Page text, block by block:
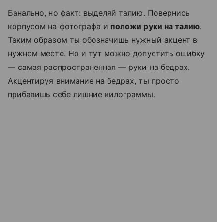
Банально, но факт: выделяй талию. Повернись
корпусом на фотографа и положи руки на талию.
Таким образом ты обозначишь нужный акцент в
нужном месте. Но и тут можно допустить ошибку
— самая распространенная — руки на бедрах.
Акцентируя внимание на бедрах, ты просто
прибавишь себе лишние килограммы.